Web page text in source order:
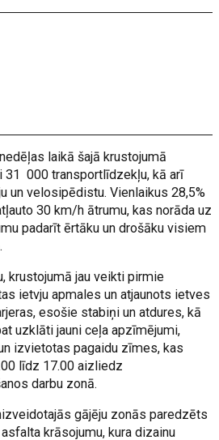
laikā šajā krustojumā
000 transportlīdzekļu, kā arī
un velosipēdistu. Vienlaikus 28,5%
30 km/h ātrumu, kas norāda uz
padarīt ērtāku un drošāku visiem
krustojumā jau veikti pirmie
ietvju apmales un atjaunots ietves
esošie stabiņi un atdures, kā
uzklāti jauni ceļa apzīmējumi,
izvietotas pagaidu zīmes, kas
līdz 17.00 aizliedz
darbu zonā.
gājēju zonās paredzēts
krāsojumu, kura dizainu